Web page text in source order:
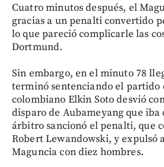
Cuatro minutos después, el
gracias a un penalti convertido
lo que pareció complicarle las
Dortmund.
Sin embargo, en el minuto 78
terminó sentenciando el partido
colombiano Elkin Soto desvió
disparo de Aubameyang que
árbitro sancionó el penalti, que
Robert Lewandowski, y expulsó
Maguncia con diez hombres.